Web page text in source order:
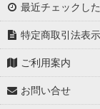
最近チェックし
特定商取引法表示
ご利用案内
お問い合せ